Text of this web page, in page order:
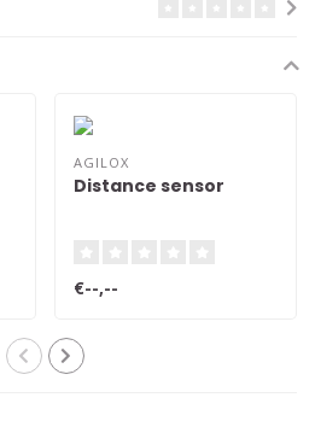
AGILOX
Distance sensor
€--,--